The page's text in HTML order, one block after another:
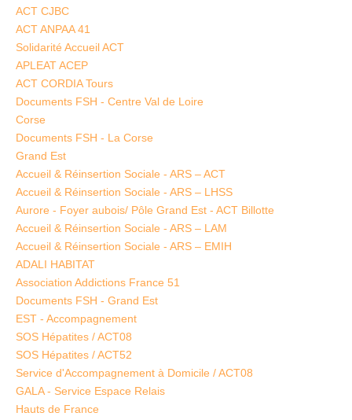
ACT CJBC
ACT ANPAA 41
Solidarité Accueil ACT
APLEAT ACEP
ACT CORDIA Tours
Documents FSH - Centre Val de Loire
Corse
Documents FSH - La Corse
Grand Est
Accueil & Réinsertion Sociale - ARS – ACT
Accueil & Réinsertion Sociale - ARS – LHSS
Aurore - Foyer aubois/ Pôle Grand Est - ACT Billotte
Accueil & Réinsertion Sociale - ARS – LAM
Accueil & Réinsertion Sociale - ARS – EMIH
ADALI HABITAT
Association Addictions France 51
Documents FSH - Grand Est
EST - Accompagnement
SOS Hépatites / ACT08
SOS Hépatites / ACT52
Service d'Accompagnement à Domicile / ACT08
GALA - Service Espace Relais
Hauts de France